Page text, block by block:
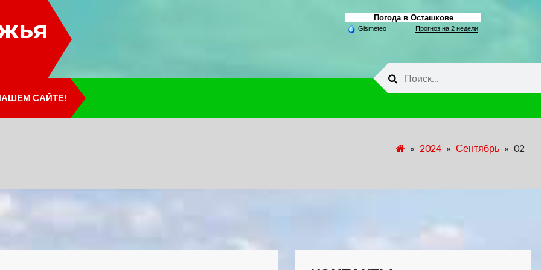
Погода в Осташкове
Gismeteo Прогноз на 2 недели
САЙТЕ!
» 2024 » Сентябрь » 02